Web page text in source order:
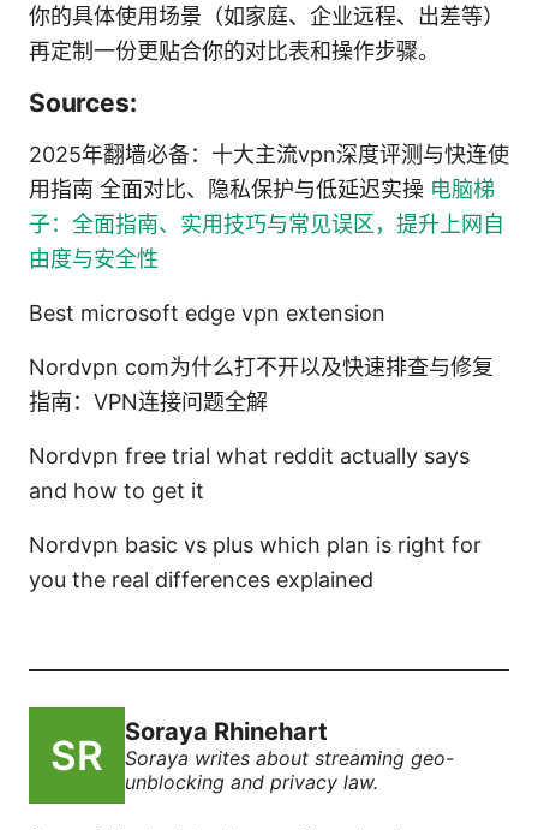
你的具体使用场景（如家庭、企业远程、出差等）
再定制一份更贴合你的对比表和操作步骤。
Sources:
2025年翻墙必备：十大主流vpn深度评测与快连使
用指南 全面对比、隐私保护与低延迟实操 电脑梯
子：全面指南、实用技巧与常见误区，提升上网自
由度与安全性
Best microsoft edge vpn extension
Nordvpn com为什么打不开以及快速排查与修复
指南：VPN连接问题全解
Nordvpn free trial what reddit actually says
and how to get it
Nordvpn basic vs plus which plan is right for
you the real differences explained
Soraya Rhinehart
Soraya writes about streaming geo-
unblocking and privacy law.